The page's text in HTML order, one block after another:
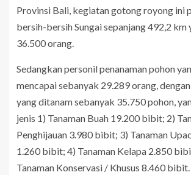
Provinsi Bali, kegiatan gotong royong ini
bersih-bersih Sungai sepanjang 492,2
36.500 orang.
Sedangkan personil penanaman pohon
mencapai sebanyak 29.289 orang,
yang ditanam sebanyak 35.750 pohon,
jenis 1) Tanaman Buah 19.200 bibit; 2)
Penghijauan 3.980 bibit; 3) Tanaman
1.260 bibit; 4) Tanaman Kelapa 2.850
Tanaman Konservasi / Khusus 8.460 bibit.